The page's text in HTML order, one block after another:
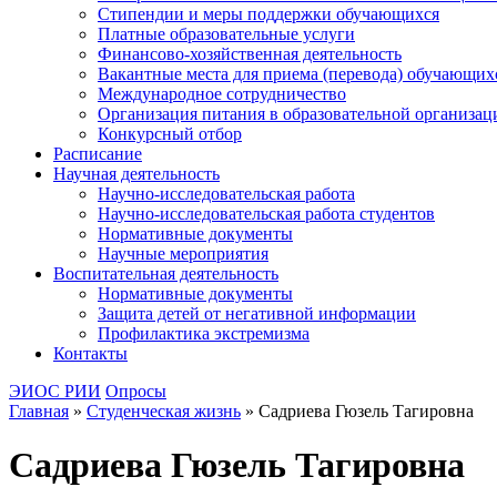
Стипендии и меры поддержки обучающихся
Платные образовательные услуги
Финансово-хозяйственная деятельность
Вакантные места для приема (перевода)
Международное сотрудничество
Организация питания в образовательной
Конкурсный отбор
Расписание
Научная деятельность
Научно-исследовательская работа
Научно-исследовательская работа студентов
Нормативные документы
Научные мероприятия
Воспитательная деятельность
Нормативные документы
Защита детей от негативной информации
Профилактика экстремизма
Контакты
ЭИОС РИИ Опросы
Главная » Студенческая жизнь » Садриева Гюзель Тагировна
Садриева Гюзель Тагировна